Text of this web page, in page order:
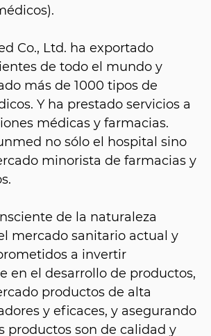
Co., Ltd. ha exportado
de todo el mundo y
más de 1000 tipos de
Y ha prestado servicios a
médicas y farmacias.
no sólo el hospital sino
minorista de farmacias y
de la naturaleza
mercado sanitario actual y
a invertir
en el desarrollo de productos,
productos de alta
y eficaces, y asegurando
productos son de calidad y